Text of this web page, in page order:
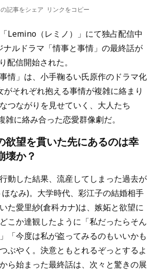
記事をシェア リンクをコピー
Lemino（レミノ）」にて独占配信中
ルドラマ「情事と事情」の最終話が
配信開始された。
情」は、小手鞠るい氏原作のドラマ化
がそれぞれ抱える事情が複雑に絡まり
つながりを見せていく、大人たち
雑に絡み合った恋愛群像劇だ。
欲望を貫いた先にあるのは幸
壊か？
動した結果、流産してしまった過去が
なみ)。大学時代、彩江子の結婚相手
た愛里紗(倉科カナ)は、嫉妬と欲望に
こか達観したように「私だったらそん
「今度は私が盗ってみるのもいいかも
ぶやく。決意ともとれるぞっとするよ
ら始まった最終話は、次々と驚きの展